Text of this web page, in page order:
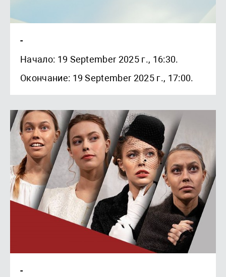
-
Начало: 19 September 2025 г., 16:30.
Окончание: 19 September 2025 г., 17:00.
-